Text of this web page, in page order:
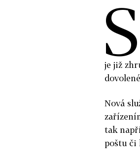
S
je již
Nová
tak
poštu či